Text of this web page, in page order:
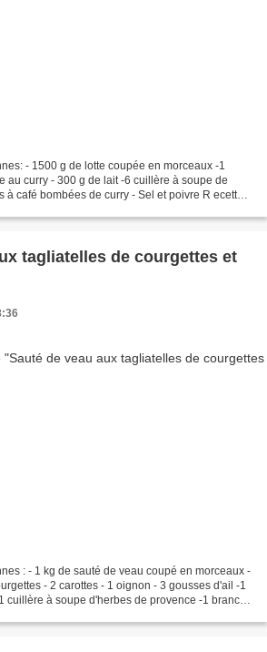
- 1500 g de lotte coupée en morceaux -1
au curry - 300 g de lait -6 cuillère à soupe de
café bombées de curry - Sel et poivre R ecette: -
tagliatelles de courgettes et
: - 1 kg de sauté de veau coupé en morceaux -
- 2 carottes - 1 oignon - 3 gousses d'ail -1
cuillère à soupe d'herbes de provence -1 branche